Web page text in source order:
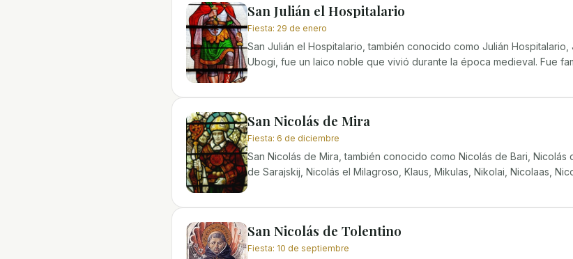
San Julián el Hospitalario
Fiesta: 29 de enero
San Julián el Hospitalario, también conocido como Julián Hospitalario,
Ubogi, fue un laico noble que vivió durante la época medieval. Fue
San Nicolás de Mira
Fiesta: 6 de diciembre
San Nicolás de Mira, también conocido como Nicolás de Bari, Nicolás
de Sarajskij, Nicolás el Milagroso, Klaus, Mikulas, Nikolai, Nicolaas,
San Nicolás de Tolentino
Fiesta: 10 de septiembre